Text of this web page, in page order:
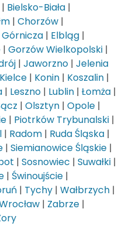
| Bielsko-Biała |
| Chorzów |
| Elbląg |
| Gorzów Wielkopolski |
| Jaworzno | Jelenia
Kielce | Konin | Koszalin |
| Leszno | Lublin | Łomża |
| Olsztyn | Opole |
| Piotrków Trybunalski |
| Radom | Ruda Śląska |
| Siemianowice Śląskie |
| Sosnowiec | Suwałki |
| Świnoujście |
| Tychy | Wałbrzych |
| Zabrze |